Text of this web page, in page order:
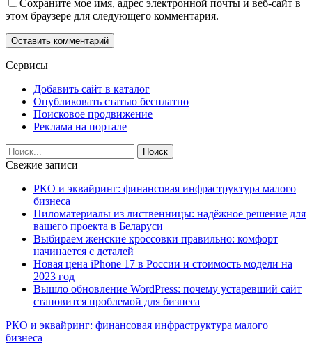
Сохраните мое имя, адрес электронной почты и веб-сайт в
этом браузере для следующего комментария.
Сервисы
Добавить сайт в каталог
Опубликовать статью бесплатно
Поисковое продвижение
Реклама на портале
Свежие записи
РКО и эквайринг: финансовая инфраструктура малого
бизнеса
Пиломатериалы из лиственницы: надёжное решение для
вашего проекта в Беларуси
Выбираем женские кроссовки правильно: комфорт
начинается с деталей
Новая цена iPhone 17 в России и стоимость модели на
2023 год
Вышло обновление WordPress: почему устаревший сайт
становится проблемой для бизнеса
РКО и эквайринг: финансовая инфраструктура малого
бизнеса